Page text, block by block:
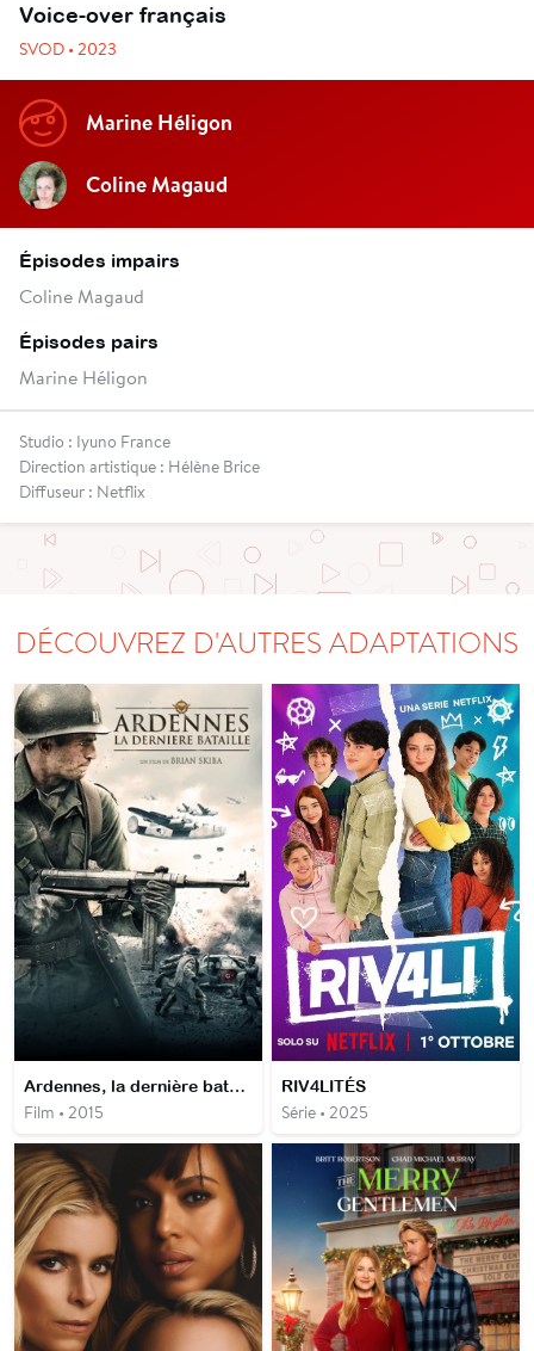
Voice-over français
SVOD • 2023
Marine Héligon
Coline Magaud
Épisodes impairs
Coline Magaud
Épisodes pairs
Marine Héligon
Studio : Iyuno France
Direction artistique : Hélène Brice
Diffuseur : Netflix
DÉCOUVREZ D'AUTRES ADAPTATIONS
Ardennes, la dernière bataille
Film • 2015
RIV4LITÉS
Série • 2025